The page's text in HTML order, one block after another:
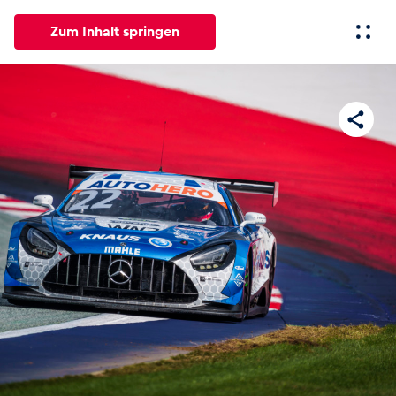
Zum Inhalt springen
Alle Erlebnisse Seiten
News
Alle anzeigen
Events
Alle anzeigen